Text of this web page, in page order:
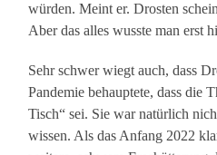
würden. Meint er. Drosten
Aber das alles wusste man erst
Sehr schwer wiegt auch, dass
Pandemie behauptete, dass die
Tisch“ sei. Sie war natürlich
wissen. Als das Anfang 2022